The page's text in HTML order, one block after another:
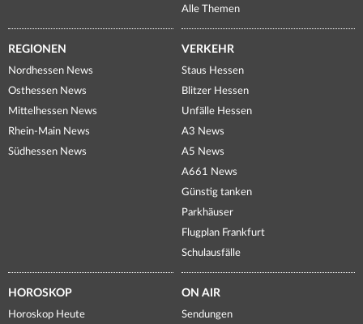
Alle Themen
REGIONEN
Nordhessen News
Osthessen News
Mittelhessen News
Rhein-Main News
Südhessen News
VERKEHR
Staus Hessen
Blitzer Hessen
Unfälle Hessen
A3 News
A5 News
A661 News
Günstig tanken
Parkhäuser
Flugplan Frankfurt
Schulausfälle
HOROSKOP
Horoskop Heute
ON AIR
Sendungen